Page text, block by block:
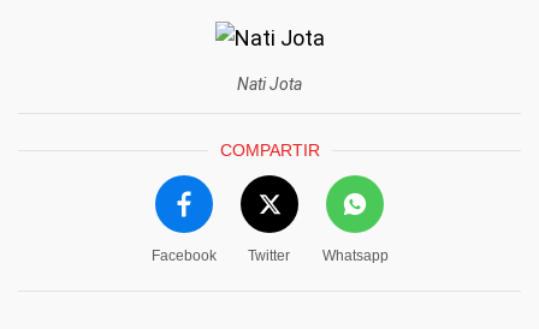
Nati Jota
COMPARTIR
Facebook Twitter Whatsapp